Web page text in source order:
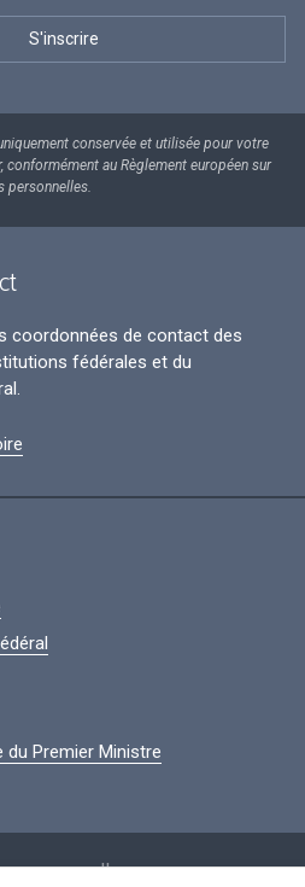
conservée et utilisée pour votre
conformément au Règlement européen sur
personnelles.
coordonnées de contact des
fédérales et du
du Premier Ministre
personnelles